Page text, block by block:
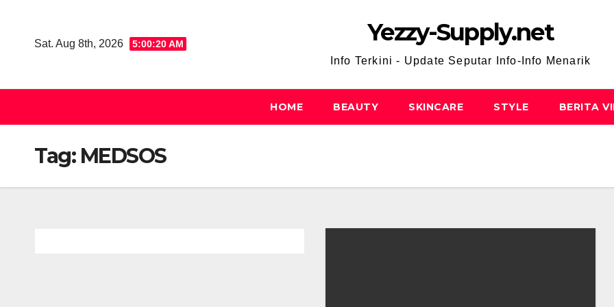
Sat. Aug 8th, 2026 5:00:20 AM Yezzy-Supply.net
Info Terkini - Update Seputar Info-Info Menarik
HOME BEAUTY SKINCARE STYLE BERITA
Tag: MEDSOS